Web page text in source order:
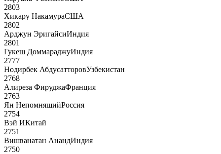
2803
Хикару НакамураСША
2802
Арджун ЭригайсиИндия
2801
Гукеш ДоммараджуИндия
2777
Нодирбек АбдусатторовУзбекистан
2768
Алиреза ФируджаФранция
2763
Ян НепомнящийРоссия
2754
Вэй ИКитай
2751
Вишванатан АнандИндия
2750